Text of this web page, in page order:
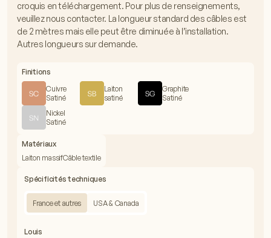
croquis en téléchargement. Pour plus de renseignements,
veuillez nous contacter. La longueur standard des câbles est
de 2 mètres mais elle peut être diminuée à l’installation.
Autres longueurs sur demande.
Finitions
Cuivre
Satiné
Laiton
satiné
Graphite
Satiné
Nickel
Satiné
Matériaux
Laiton massifCâble textile
Spécificités techniques
France et autres USA & Canada
Louis